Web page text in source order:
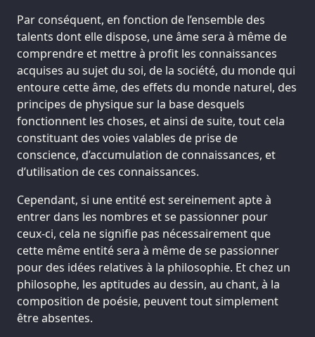
Par conséquent, en fonction de l’ensemble des
talents dont elle dispose, une âme sera à même de
comprendre et mettre à profit les connaissances
acquises au sujet du soi, de la société, du monde qui
entoure cette âme, des effets du monde naturel, des
principes de physique sur la base desquels
fonctionnent les choses, et ainsi de suite, tout cela
constituant des voies valables de prise de
conscience, d’accumulation de connaissances, et
d’utilisation de ces connaissances.
Cependant, si une entité est sereinement apte à
entrer dans les nombres et se passionner pour
ceux-ci, cela ne signifie pas nécessairement que
cette même entité sera à même de se passionner
pour des idées relatives à la philosophie. Et chez un
philosophe, les aptitudes au dessin, au chant, à la
composition de poésie, peuvent tout simplement
être absentes.